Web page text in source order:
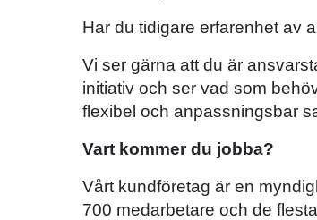
Har du tidigare erfarenhet av
Vi ser gärna att du är
initiativ och ser vad som
flexibel och anpassningsbar
Vart kommer du jobba?
Vårt kundföretag är en
700 medarbetare och de